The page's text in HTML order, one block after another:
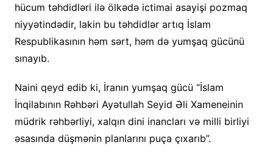
hücum təhdidləri ilə ölkədə ictimai asayişi pozmaq
niyyətindədir, lakin bu təhdidlər artıq İslam
Respublikasının həm sərt, həm də yumşaq gücünü
sınayıb.
Naini qeyd edib ki, İranın yumşaq gücü “İslam
İnqilabının Rəhbəri Ayətullah Seyid Əli Xameneinin
müdrik rəhbərliyi, xalqın dini inancları və milli birliyi
əsasında düşmənin planlarını puça çıxarıb”.